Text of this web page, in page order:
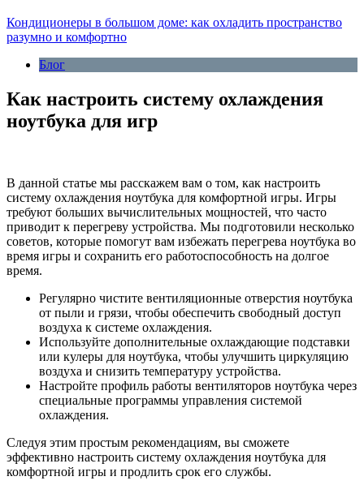
Кондиционеры в большом доме: как охладить пространство
разумно и комфортно
Блог
Как настроить систему охлаждения
ноутбука для игр
В данной статье мы расскажем вам о том, как настроить
систему охлаждения ноутбука для комфортной игры. Игры
требуют больших вычислительных мощностей, что часто
приводит к перегреву устройства. Мы подготовили несколько
советов, которые помогут вам избежать перегрева ноутбука во
время игры и сохранить его работоспособность на долгое
время.
Регулярно чистите вентиляционные отверстия ноутбука
от пыли и грязи, чтобы обеспечить свободный доступ
воздуха к системе охлаждения.
Используйте дополнительные охлаждающие подставки
или кулеры для ноутбука, чтобы улучшить циркуляцию
воздуха и снизить температуру устройства.
Настройте профиль работы вентиляторов ноутбука через
специальные программы управления системой
охлаждения.
Следуя этим простым рекомендациям, вы сможете
эффективно настроить систему охлаждения ноутбука для
комфортной игры и продлить срок его службы.